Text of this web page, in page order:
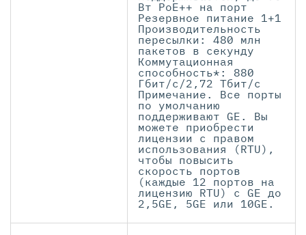
Вт PoE++ на порт
Резервное питание 1+1
Производительность
пересылки: 480 млн
пакетов в секунду
Коммутационная
способность*: 880
Гбит/с/2,72 Тбит/с
Примечание. Все порты
по умолчанию
поддерживают GE. Вы
можете приобрести
лицензии с правом
использования (RTU),
чтобы повысить
скорость портов
(каждые 12 портов на
лицензию RTU) с GE до
2,5GE, 5GE или 10GE.